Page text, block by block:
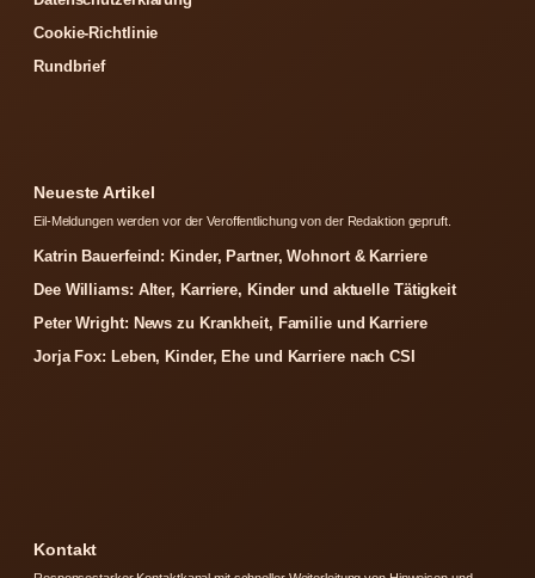
Cookie-Richtlinie
Rundbrief
Neueste Artikel
Eil-Meldungen werden vor der Veroffentlichung von der Redaktion gepruft.
Katrin Bauerfeind: Kinder, Partner, Wohnort & Karriere
Dee Williams: Alter, Karriere, Kinder und aktuelle Tätigkeit
Peter Wright: News zu Krankheit, Familie und Karriere
Jorja Fox: Leben, Kinder, Ehe und Karriere nach CSI
Kontakt